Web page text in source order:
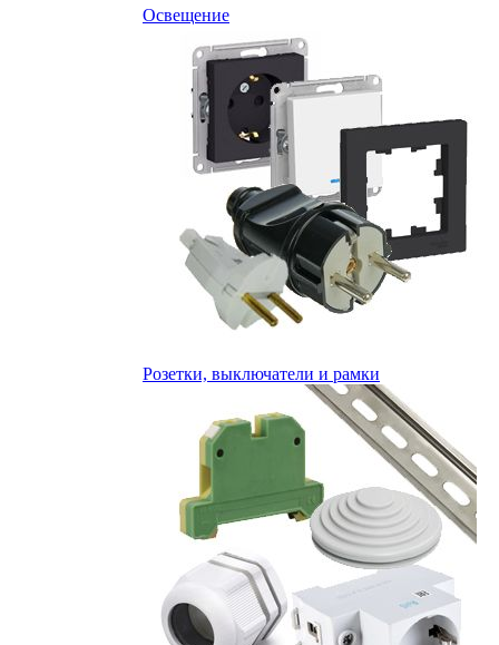
Освещение
Розетки, выключатели и рамки